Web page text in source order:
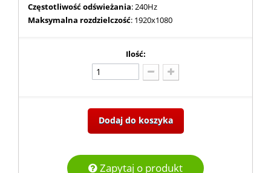
Częstotliwość odświeżania: 240Hz
Maksymalna rozdzielczość: 1920x1080
Ilość:
Dodaj do koszyka
Zapytaj o produkt